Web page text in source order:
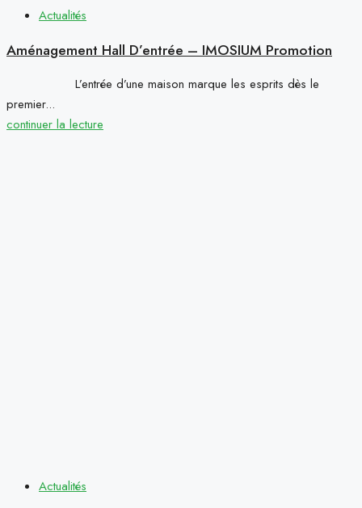
Actualités
Aménagement Hall D’entrée – IMOSIUM Promotion
L’entrée d’une maison marque les esprits dès le
premier...
continuer la lecture
Actualités